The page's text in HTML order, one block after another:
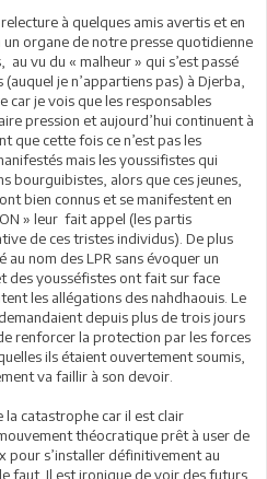
à quelques amis avertis et en
organe de notre presse quotidienne
vu du « malheur » qui s’est passé
je n’appartiens pas) à Djerba,
car je vois que les responsables
pression et aujourd’hui continuent à
que cette fois ce n’est pas les
mais les youssifistes qui
bourguibistes, alors que ces jeunes,
bien connus et se manifestent en
» leur fait appel (les partis
de ces tristes individus). De plus
au nom des LPR sans évoquer un
des yousséfistes ont fait sur face
les allégations des nahdhaouis. Le
depuis plus de trois jours
renforcer la protection par les forces
ils étaient ouvertement soumis,
va faillir à son devoir.
la catastrophe car il est clair
théocratique prêt à user de
pour s’installer définitivement au
faut. Il est ironique de voir des futurs